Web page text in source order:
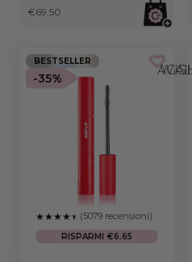
€69.50
BESTSELLER
-35%
(5079 recensioni)
RISPARMI €6.65
AGGIUNGI